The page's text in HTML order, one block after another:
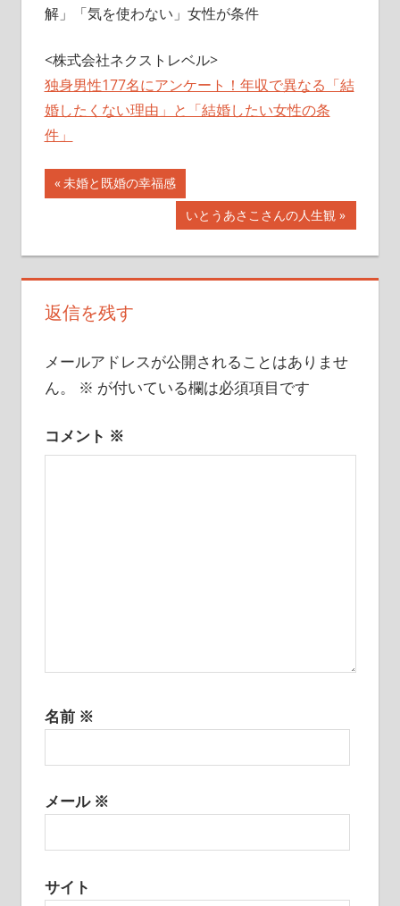
解」「気を使わない」女性が条件
<株式会社ネクストレベル>
独身男性177名にアンケート！年収で異なる「結
婚したくない理由」と「結婚したい女性の条
件」
投
ナ
ビ
ゲ
ー
シ
ョ
ン
前
の
未婚と既婚の幸福感
次
の
記
事:
いとうあさこさんの人生観
返信を残す
メールアドレスが公開されることはありませ
ん。
※ が付いている欄は必須項目です
コメント ※
名前 ※
メール ※
サイト